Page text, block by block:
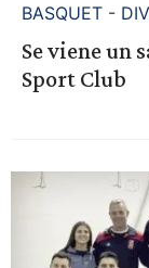
BASQUET -
Se viene un
Sport Club